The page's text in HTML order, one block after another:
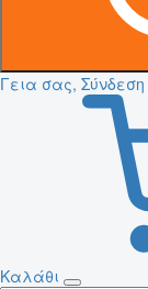
Γεια σας, Σύνδεση
Καλάθι